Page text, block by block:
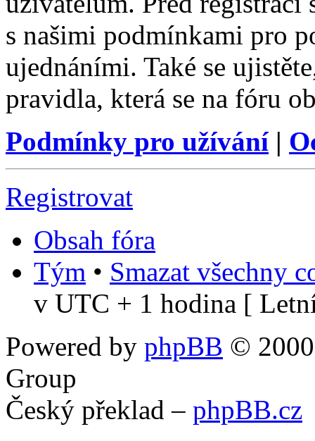
s našimi podmínkami pro
ujednáními. Také se
pravidla, která se na fóru
Podmínky pro užívání|
Registrovat
Obsah fóra
Tým • Smazat všechny
v UTC + 1 hodina [
Powered by phpBB ©
Group
Český překlad – phpBB.cz